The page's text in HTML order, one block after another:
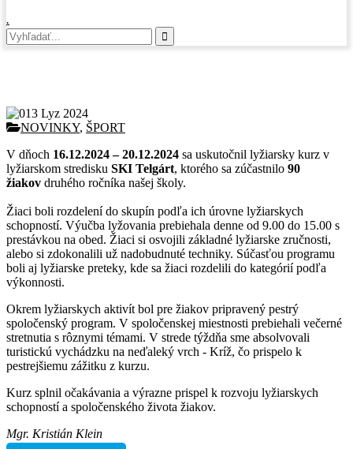
.
NOVINKY, ŠPORT
V dňoch 16.12.2024 – 20.12.2024 sa uskutočnil lyžiarsky kurz v
lyžiarskom stredisku SKI Telgárt, ktorého sa zúčastnilo 90
žiakov druhého ročníka našej školy.
Žiaci boli rozdelení do skupín podľa ich úrovne lyžiarskych
schopností. Výučba lyžovania prebiehala denne od 9.00 do 15.00 s
prestávkou na obed. Žiaci si osvojili základné lyžiarske zručnosti,
alebo si zdokonalili už nadobudnuté techniky. Súčasťou programu
boli aj lyžiarske preteky, kde sa žiaci rozdelili do kategórií podľa
výkonnosti.
Okrem lyžiarskych aktivít bol pre žiakov pripravený pestrý
spoločenský program. V spoločenskej miestnosti prebiehali večerné
stretnutia s rôznymi témami. V strede týždňa sme absolvovali
turistickú vychádzku na neďaleký vrch - Kríž, čo prispelo k
pestrejšiemu zážitku z kurzu.
Kurz splnil očakávania a výrazne prispel k rozvoju lyžiarskych
schopností a spoločenského života žiakov.
Mgr. Kristián Klein